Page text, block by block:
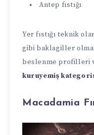
Antep fıstığı
Yer fıstığı teknik
gibi baklagiller
beslenme profilleri
kuruyemiş
Macadamia